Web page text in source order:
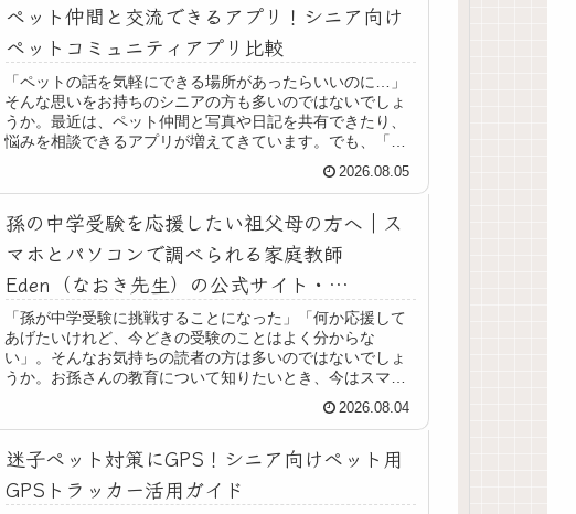
ペット仲間と交流できるアプリ！シニア向け
ペットコミュニティアプリ比較
「ペットの話を気軽にできる場所があったらいいのに…」
そんな思いをお持ちのシニアの方も多いのではないでしょ
うか。最近は、ペット仲間と写真や日記を共有できたり、
悩みを相談できるアプリが増えてきています。でも、「操
2026.08.05
孫の中学受験を応援したい祖父母の方へ｜ス
マホとパソコンで調べられる家庭教師
Eden（なおき先生）の公式サイト・
YouTube・ブログ・LINEのやさしい使い方
「孫が中学受験に挑戦することになった」「何か応援して
あげたいけれど、今どきの受験のことはよく分からな
い」。そんなお気持ちの読者の方は多いのではないでしょ
うか。お孫さんの教育について知りたいとき、今はスマホ
2026.08.04
迷子ペット対策にGPS！シニア向けペット用
GPSトラッカー活用ガイド